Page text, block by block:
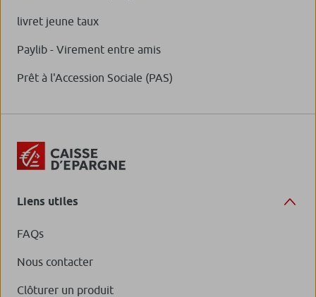
livret jeune taux
Paylib - Virement entre amis
Prêt à l'Accession Sociale (PAS)
Liens utiles
FAQs
Nous contacter
Clôturer un produit